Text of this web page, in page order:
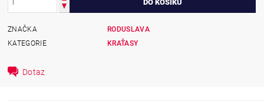
ZNAČKA
RODUSLAVA
KATEGORIE
KRAŤASY
Dotaz